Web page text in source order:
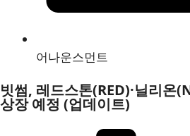
어나운스먼트
빗썸, 레드스톤(RED)·닐리온
상장 예정 (업데이트)